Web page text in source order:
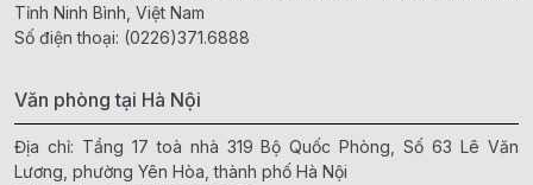
Tỉnh Ninh Bình, Việt Nam
Số điện thoại: (0226)371.6888
Văn phòng tại Hà Nội
Địa chỉ: Tầng 17 toà nhà 319 Bộ Quốc Phòng, Số 63 Lê Văn
Lương, phường Yên Hòa, thành phố Hà Nội